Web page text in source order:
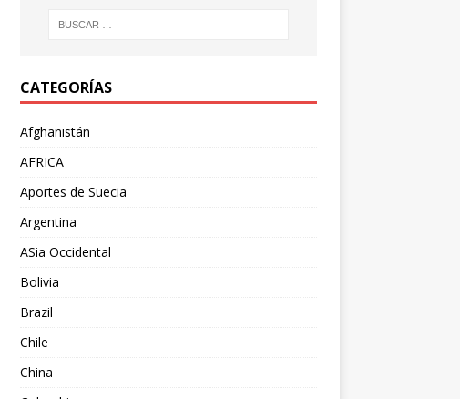
CATEGORÍAS
Afghanistán
AFRICA
Aportes de Suecia
Argentina
ASia Occidental
Bolivia
Brazil
Chile
China